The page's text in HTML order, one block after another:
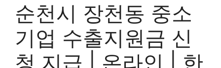
순천시 장천동 중소
기업 수출지원금 신
청 지급 | 온라인 | 한